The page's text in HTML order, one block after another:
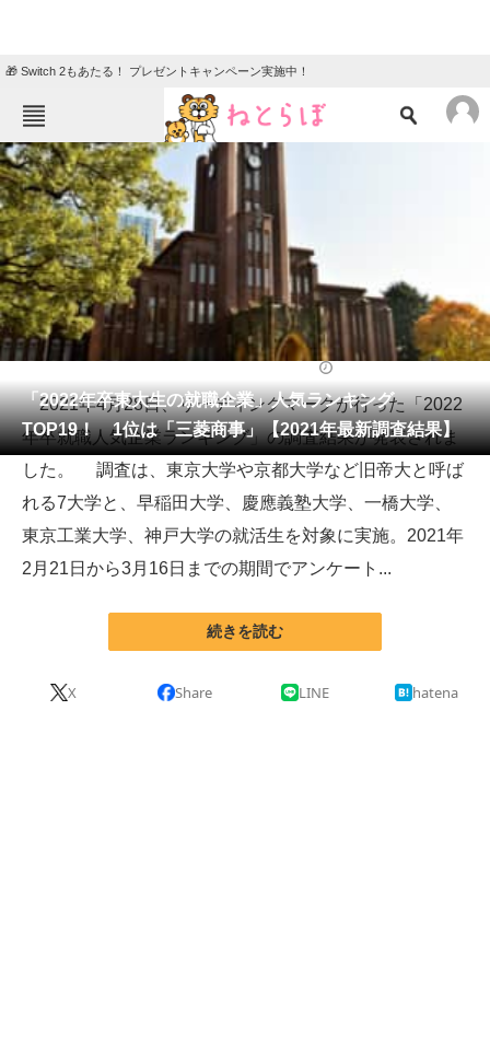
🎁 Switch 2もあたる！ プレゼントキャンペーン実施中！
ねとらぼメニュー
TOP
エンタメ クイズ
グルメ 地域
住まい 教育・育児
動物 リサーチ
会員記事
メディア
ITの今と未来を見通す
進化するPCとデバイスの未来
「2022年卒東大生の就職企業」人気ランキング
TOP19！ 1位は「三菱商事」【2021年最新調査結果】
2021年4月28日、リーディングマークが行った「2022
年卒就職人気企業ランキング」の調査結果が発表されま
した。 調査は、東京大学や京都大学など旧帝大と呼ば
れる7大学と、早稲田大学、慶應義塾大学、一橋大学、
東京工業大学、神戸大学の就活生を対象に実施。2021年
2月21日から3月16日までの期間でアンケート...
続きを読む
X Share LINE hatena